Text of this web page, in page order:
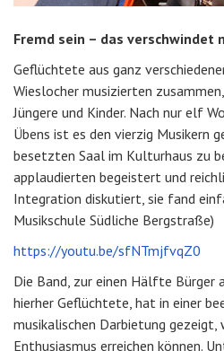
Fremd sein – das verschwindet
Geflüchtete aus ganz
Wieslocher musizierten
Jüngere und Kinder. Nach nur elf
Übens ist es den vierzig Musikern
besetzten Saal im Kulturhaus zu
applaudierten begeistert und
Integration diskutiert, sie fand
Musikschule Südliche Bergstraße)
https://youtu.be/sfNTmjfvqZ0
Die Band, zur einen Hälfte Bürger
hierher Geflüchtete, hat in einer
musikalischen Darbietung gezeigt,
Enthusiasmus erreichen können.